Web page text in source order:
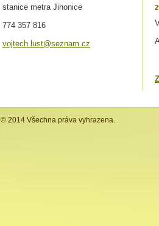
stanice metra Jinonice
774 357 816
vojtech. lust@seznam.cz
© 2014 Všechna práva vyhrazena.